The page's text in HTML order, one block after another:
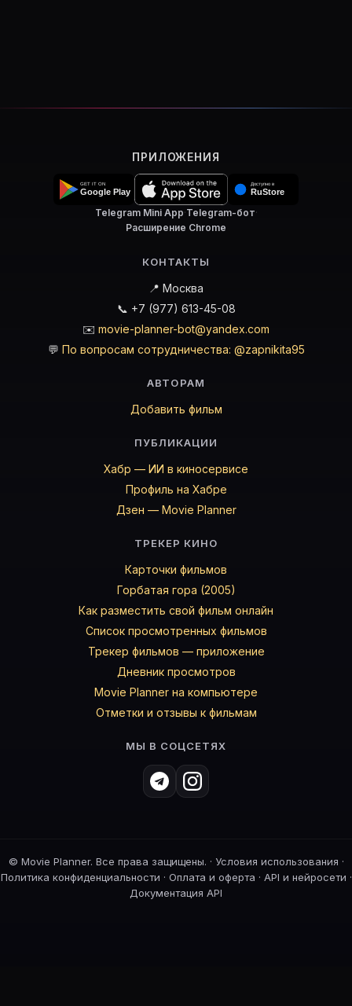
ПРИЛОЖЕНИЯ
Telegram Mini App·Telegram-бот·
Расширение Chrome
КОНТАКТЫ
📍 Москва
📞 +7 (977) 613-45-08
✉️ movie-planner-bot@yandex.com
💬 По вопросам сотрудничества: @zapnikita95
АВТОРАМ
Добавить фильм
ПУБЛИКАЦИИ
Хабр — ИИ в киносервисе
Профиль на Хабре
Дзен — Movie Planner
ТРЕКЕР КИНО
Карточки фильмов
Горбатая гора (2005)
Как разместить свой фильм онлайн
Список просмотренных фильмов
Трекер фильмов — приложение
Дневник просмотров
Movie Planner на компьютере
Отметки и отзывы к фильмам
МЫ В СОЦСЕТЯХ
© Movie Planner. Все права защищены. · Условия использования ·
Политика конфиденциальности · Оплата и оферта · API и нейросети ·
Документация API